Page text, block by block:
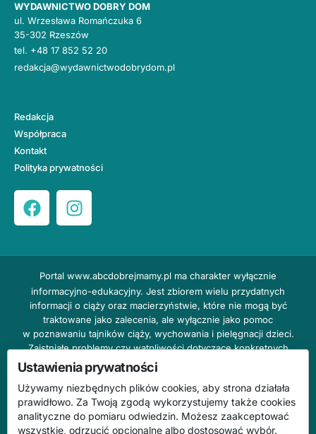
WYDAWNICTWO DOBRY DOM
ul. Wrzesława Romańczuka 6
35-302 Rzeszów
tel. +48 17 852 52 20
redakcja@wydawnictwodobrydom.pl
Redakcja
Współpraca
Kontakt
Polityka prywatności
Portal www.abcdobrejmamy.pl ma charakter wyłącznie
informacyjno-edukacyjny. Jest zbiorem wielu przydatnych
informacji o ciąży oraz macierzyństwie, które nie mogą być
traktowane jako zalecenia, ale wyłącznie jako pomoc
w poznawaniu tajników ciąży, wychowania i pielęgnacji dzieci.
Zaistniałe problemy czy wątpliwości dotyczące konkretnych
przypadków należy bezzwłocznie konsultować z prowadzącym
lekarzem ginekologiem lub innym stosownym specjalistą w danej
dziedzinie. DOBRY DOM nie odpowiada za treść reklam,
nie ponosi również żadnych konsekwencji prawnych ani
odpowiedzialności za następstwa mogące wyniknąć na skutek
Ustawienia prywatności
Używamy niezbędnych plików cookies, aby strona działała
prawidłowo. Za Twoją zgodą wykorzystujemy także cookies
analityczne do pomiaru odwiedzin. Możesz zaakceptować
wszystkie, odrzucić opcjonalne albo dostosować wybór.